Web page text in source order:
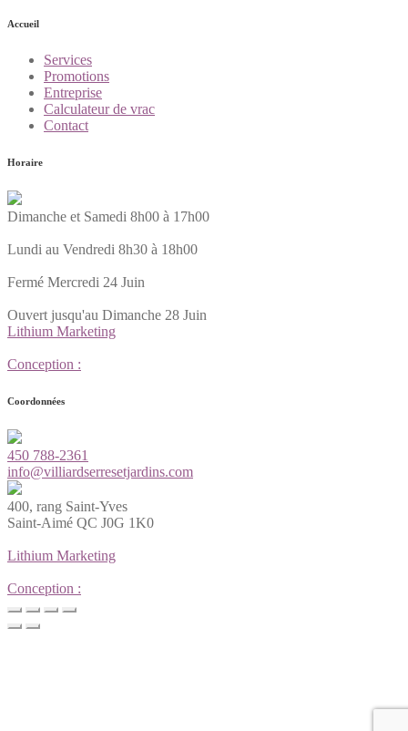
Accueil
Services
Promotions
Entreprise
Calculateur de vrac
Contact
Horaire
Dimanche et Samedi 8h00 à 17h00
Lundi au Vendredi 8h30 à 18h00
Fermé Mercredi 24 Juin
Ouvert jusqu'au Dimanche 28 Juin
Lithium Marketing
Conception :
Coordonnées
450 788-2361
info@villiardserresetjardins.com
400, rang Saint-Yves
Saint-Aimé QC J0G 1K0
Lithium Marketing
Conception :